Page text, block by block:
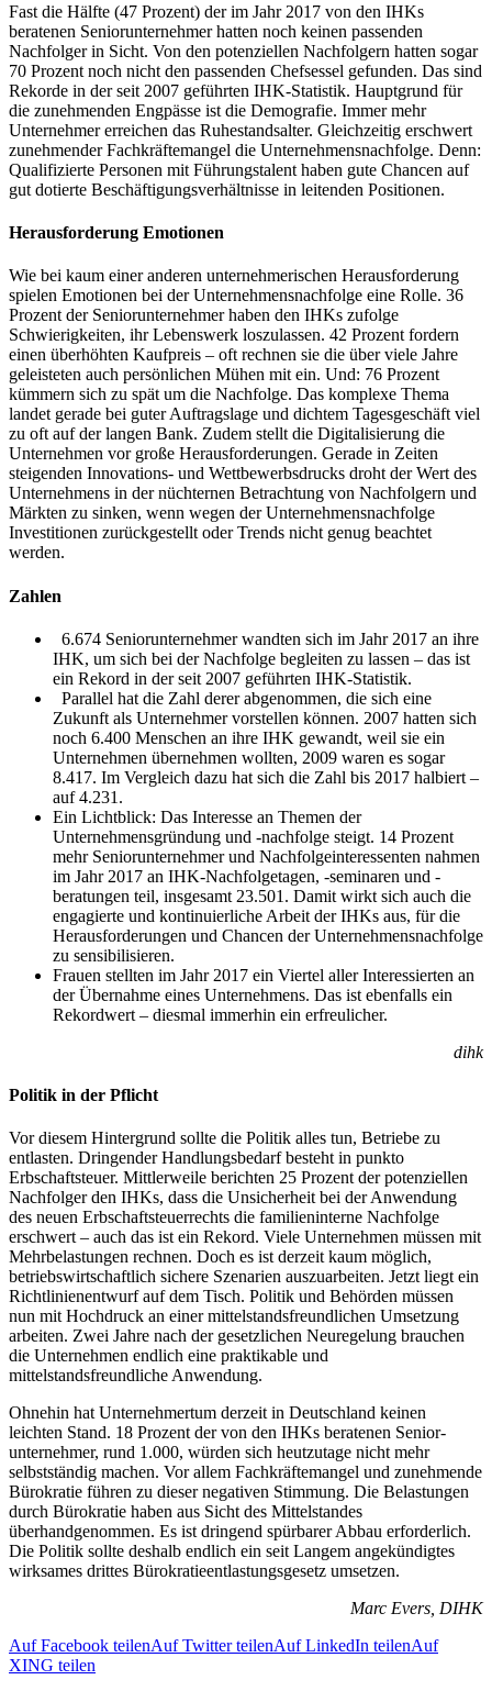
Fast die Hälfte (47 Prozent) der im Jahr 2017 von den IHKs
beratenen Senior­unternehmer hatten noch keinen passenden
Nachfolger in Sicht. Von den potenziellen Nachfolgern hatten sogar
70 Prozent noch nicht den passenden Chefsessel gefunden. Das sind
Rekorde in der seit 2007 geführten IHK-Statistik. Hauptgrund für
die zunehmenden Engpässe ist die Demografie. Immer mehr
Unternehmer erreichen das Ruhestandsalter. Gleichzeitig erschwert
zunehmender Fachkräftemangel die Unternehmensnachfolge. Denn:
Qualifizierte Personen mit Führungstalent haben gute Chancen auf
gut dotierte Beschäftigungsverhältnisse in leitenden Positionen.
Herausforderung Emotionen
Wie bei kaum einer anderen unternehmerischen Herausforderung
spielen Emotionen bei der Unternehmensnachfolge eine Rolle. 36
Prozent der Seniorunternehmer haben den IHKs zufolge
Schwierigkeiten, ihr Lebenswerk loszulassen. 42 Prozent fordern
einen überhöhten Kaufpreis – oft rechnen sie die über viele Jahre
geleisteten auch persönlichen Mühen mit ein. Und: 76 Prozent
kümmern sich zu spät um die Nachfolge. Das komplexe Thema
landet gerade bei guter Auftragslage und dichtem Tagesgeschäft viel
zu oft auf der langen Bank. Zudem stellt die Digitalisierung die
Unternehmen vor große Herausforderungen. Gerade in Zeiten
steigenden Innovations- und Wettbewerbsdrucks droht der Wert des
Unternehmens in der nüchternen Betrachtung von Nachfolgern und
Märkten zu sinken, wenn wegen der Unternehmensnachfolge
Investitionen zurückgestellt oder Trends nicht genug beachtet
werden.
Zahlen
6.674 Seniorunternehmer wandten sich im Jahr 2017 an ihre
IHK, um sich bei der Nachfolge begleiten zu lassen – das ist
ein Rekord in der seit 2007 geführten IHK-Statistik.
Parallel hat die Zahl derer abgenommen, die sich eine
Zukunft als Unternehmer vorstellen können. 2007 hatten sich
noch 6.400 Menschen an ihre IHK gewandt, weil sie ein
Unternehmen übernehmen wollten, 2009 waren es sogar
8.417. Im Vergleich dazu hat sich die Zahl bis 2017 halbiert –
auf 4.231.
Ein Lichtblick: Das Interesse an Themen der
Unternehmensgründung und -nachfolge steigt. 14 Prozent
mehr Seniorunternehmer und Nachfolgeinteressenten nahmen
im Jahr 2017 an IHK-Nachfolgetagen, -seminaren und -
beratungen teil, insgesamt 23.501. Damit wirkt sich auch die
engagierte und kontinuierliche Arbeit der IHKs aus, für die
Herausforderungen und Chancen der Unternehmensnachfolge
zu sensibilisieren.
Frauen stellten im Jahr 2017 ein Viertel aller Interessierten an
der Übernahme eines Unternehmens. Das ist ebenfalls ein
Rekordwert – diesmal immerhin ein erfreulicher.
dihk
Politik in der Pflicht
Vor diesem Hintergrund sollte die Politik alles tun, Betriebe zu
entlasten. Dringender Handlungsbedarf besteht in punkto
Erbschaftsteuer. Mittlerweile berichten 25 Prozent der potenziellen
Nachfolger den IHKs, dass die Unsicherheit bei der Anwendung
des neuen Erbschaftsteuerrechts die familieninterne Nachfolge
erschwert – auch das ist ein Rekord. Viele Unternehmen müssen mit
Mehrbelastungen rechnen. Doch es ist derzeit kaum möglich,
betriebswirtschaftlich sichere Szenarien auszuarbeiten. Jetzt liegt ein
Richtlinien­entwurf auf dem Tisch. Politik und Behörden müssen
nun mit Hochdruck an einer mittelstandsfreundlichen Umsetzung
arbeiten. Zwei Jahre nach der gesetzlichen Neuregelung brauchen
die Unternehmen endlich eine praktikable und
mittelstandsfreundliche Anwendung.
Ohnehin hat Unternehmertum derzeit in Deutschland keinen
leichten Stand. 18 Prozent der von den IHKs beratenen Senior­
unternehmer, rund 1.000, würden sich heutzutage nicht mehr
selbstständig machen. Vor allem Fachkräftemangel und zunehmende
Bürokratie führen zu dieser negativen Stimmung. Die Belastungen
durch Bürokratie haben aus Sicht des Mittelstandes
überhandgenommen. Es ist dringend spürbarer Abbau erforderlich.
Die Politik sollte deshalb endlich ein seit Langem angekündigtes
wirksames drittes Bürokratieentlastungsgesetz umsetzen.
Marc Evers, DIHK
Auf Facebook teilenAuf Twitter teilenAuf LinkedIn teilenAuf
XING teilen